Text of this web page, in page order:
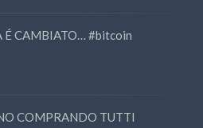
É CAMBIATO… #bitcoin
COMPRANDO TUTTI